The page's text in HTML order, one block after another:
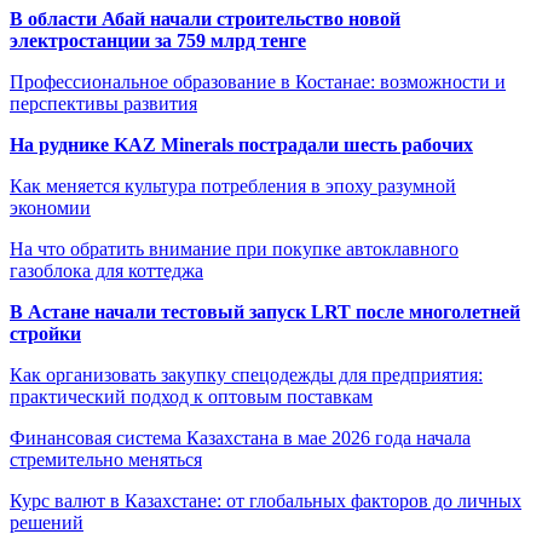
В области Абай начали строительство новой
электростанции за 759 млрд тенге
Профессиональное образование в Костанае: возможности и
перспективы развития
На руднике KAZ Minerals пострадали шесть рабочих
Как меняется культура потребления в эпоху разумной
экономии
На что обратить внимание при покупке автоклавного
газоблока для коттеджа
В Астане начали тестовый запуск LRT после многолетней
стройки
Как организовать закупку спецодежды для предприятия:
практический подход к оптовым поставкам
Финансовая система Казахстана в мае 2026 года начала
стремительно меняться
Курс валют в Казахстане: от глобальных факторов до личных
решений